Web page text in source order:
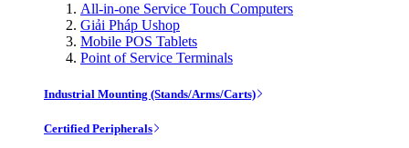
All-in-one Service Touch Computers
Giải Pháp Ushop
Mobile POS Tablets
Point of Service Terminals
Industrial Mounting (Stands/Arms/Carts)
Certified Peripherals